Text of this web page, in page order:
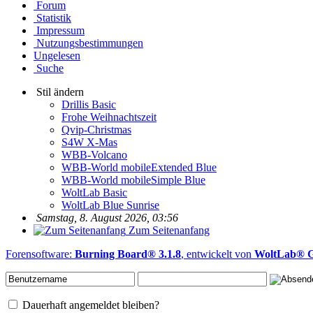
Forum
Statistik
Impressum
Nutzungsbestimmungen
Ungelesen
Suche
Stil ändern
Drillis Basic
Frohe Weihnachtszeit
Qvip-Christmas
S4W X-Mas
WBB-Volcano
WBB-World mobileExtended Blue
WBB-World mobileSimple Blue
WoltLab Basic
WoltLab Blue Sunrise
Samstag, 8. August 2026, 03:56
Zum Seitenanfang
Forensoftware: Burning Board® 3.1.8, entwickelt von WoltLab®
Dauerhaft angemeldet bleiben?